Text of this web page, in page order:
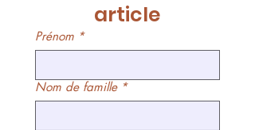
article
Prénom *
Nom de famille *